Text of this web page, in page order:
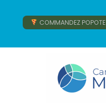
COMMANDEZ POPOTE